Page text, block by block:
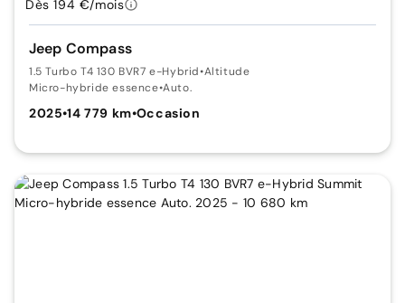
Jeep Compass
1.5 Turbo T4 130 BVR7 e-Hybrid•Altitude
Micro-hybride essence•Auto.
2025•14 779 km•Occasion
Dès 194 €/mois